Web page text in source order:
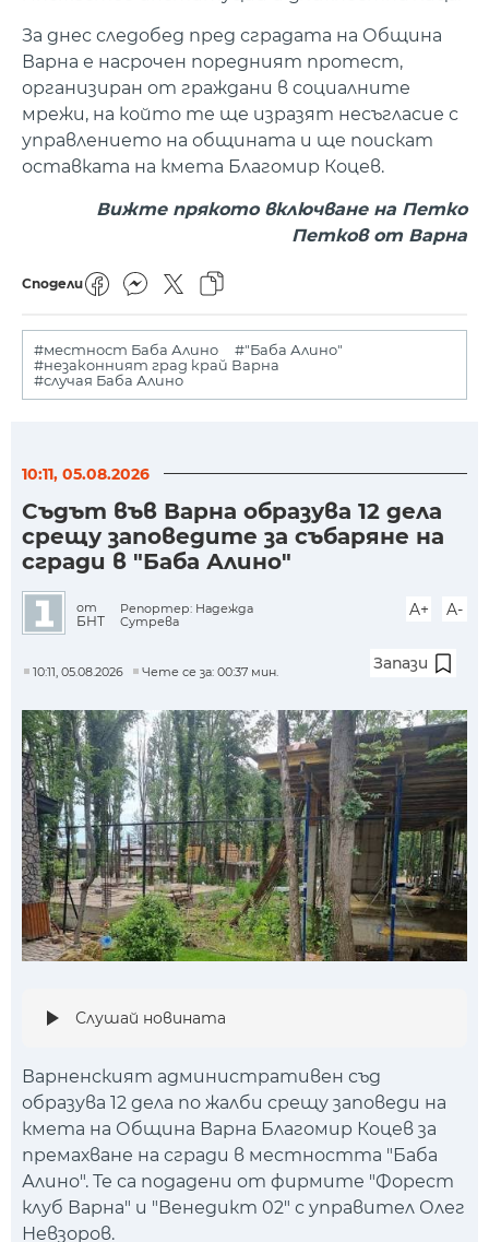
За днес следобед пред сградата на Община
Варна е насрочен поредният протест,
организиран от граждани в социалните
мрежи, на който те ще изразят несъгласие с
управлението на общината и ще поискат
оставката на кмета Благомир Коцев.
Вижте прякото включване на Петко
Петков от Варна
Сподели
#местност Баба Алино
#"Баба Алино"
#незаконният град край Варна
#случая Баба Алино
10:11, 05.08.2026
Съдът във Варна образува 12 дела
срещу заповедите за събаряне на
сгради в "Баба Алино"
от
БНТ
Репортер: Надежда
Сутрева
A+ A-
10:11, 05.08.2026 Чете се за: 00:37 мин. Запази
Слушай новината
Варненският административен съд
образува 12 дела по жалби срещу заповеди на
кмета на Община Варна Благомир Коцев за
премахване на сгради в местността "Баба
Алино". Те са подадени от фирмите "Форест
клуб Варна" и "Венедикт 02" с управител Олег
Невзоров.